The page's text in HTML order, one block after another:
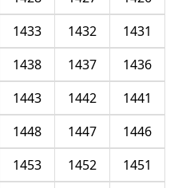
1431
1432
1433
1436
1437
1438
1441
1442
1443
1446
1447
1448
1451
1452
1453